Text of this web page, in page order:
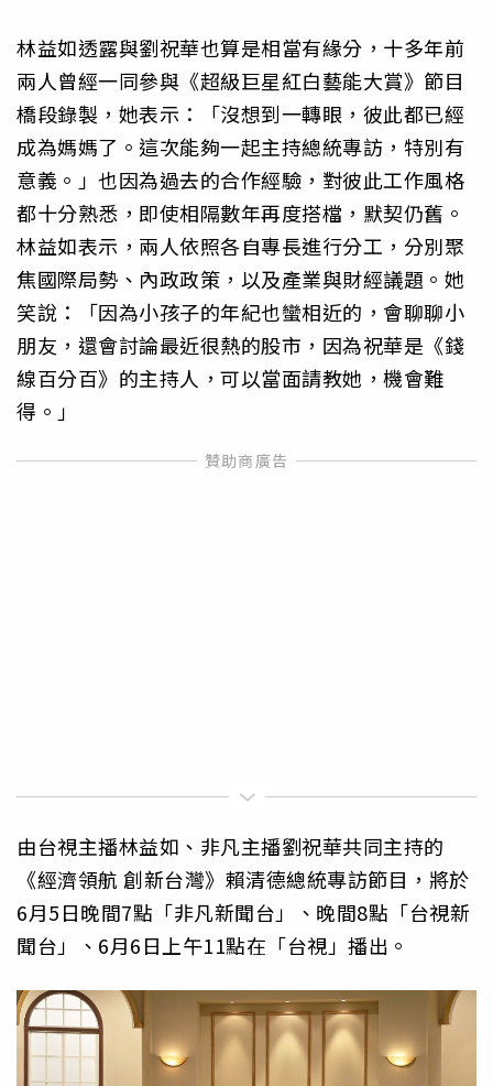
林益如透露與劉祝華也算是相當有緣分，十多年前
兩人曾經一同參與《超級巨星紅白藝能大賞》節目
橋段錄製，她表示：「沒想到一轉眼，彼此都已經
成為媽媽了。這次能夠一起主持總統專訪，特別有
意義。」也因為過去的合作經驗，對彼此工作風格
都十分熟悉，即使相隔數年再度搭檔，默契仍舊。
林益如表示，兩人依照各自專長進行分工，分別聚
焦國際局勢、內政政策，以及產業與財經議題。她
笑說：「因為小孩子的年紀也蠻相近的，會聊聊小
朋友，還會討論最近很熱的股市，因為祝華是《錢
線百分百》的主持人，可以當面請教她，機會難
得。」
由台視主播林益如、非凡主播劉祝華共同主持的
《經濟領航 創新台灣》賴清德總統專訪節目，將於
6月5日晚間7點「非凡新聞台」、晚間8點「台視新
聞台」、6月6日上午11點在「台視」播出。